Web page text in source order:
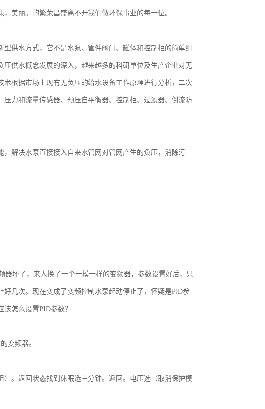
美丽。的繁荣昌盛离不开我们做环保事业的每一位。
供水方式，它不是水泵、管件阀门、罐体和控制柜的简单组
供水概念发展的深入，越来越多的科研单位及生产企业对无
根据市场上现有无负压的给水设备工作原理进行分析，二次
力和流量传感器、预压自平衡器、控制柜、过滤器、倒流防
解决水泵直接接入自来水管网对管网产生的负压，消除污
坏了，来人换了一个一模一样的变频器，参数设置好后，只
几次。现在变成了变频控制水泵起动停止了，怀疑是PID参
怎么设置PID参数？
变频器。
。返回状态找到休眠选三分钟。返回。电压选（取消保护模